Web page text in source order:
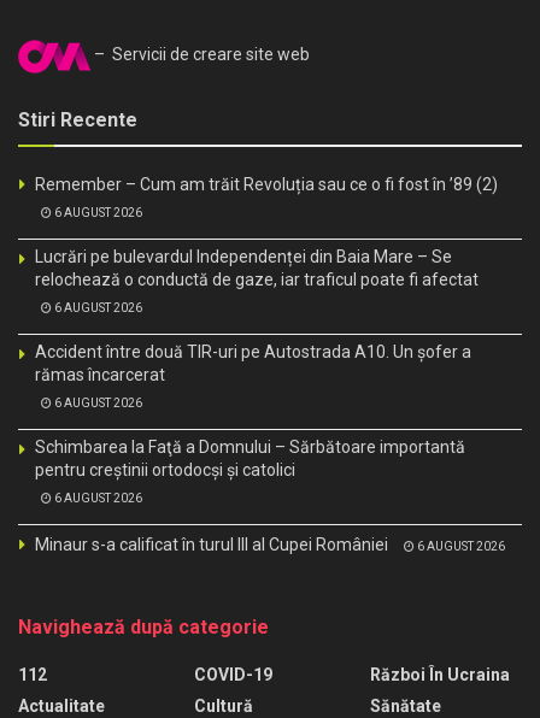
– Servicii de creare site web
Stiri Recente
Remember – Cum am trăit Revoluția sau ce o fi fost în ’89 (2)
6 AUGUST 2026
Lucrări pe bulevardul Independenței din Baia Mare – Se
relochează o conductă de gaze, iar traficul poate fi afectat
6 AUGUST 2026
Accident între două TIR-uri pe Autostrada A10. Un șofer a
rămas încarcerat
6 AUGUST 2026
Schimbarea la Faţă a Domnului – Sărbătoare importantă
pentru creştinii ortodocşi şi catolici
6 AUGUST 2026
Minaur s-a calificat în turul III al Cupei României 6 AUGUST 2026
Navighează după categorie
112
Actualitate
COVID-19
Cultură
Război În Ucraina
Sănătate